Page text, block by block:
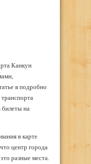
Канкун
я подробно
билеты на
в карте
центр города
разные места.